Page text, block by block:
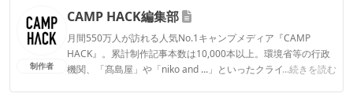
制作者
CAMP HACK編集部
月間550万人が訪れる人気No.1キャンプメディア『CAMP
HACK』。累計制作記事本数は10,000本以上。環境省等の行政
機関、「髙島屋」や「niko and ...」といったクライアントとの
...続きを読む